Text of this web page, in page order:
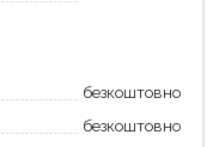
безкоштовно
безкоштовно